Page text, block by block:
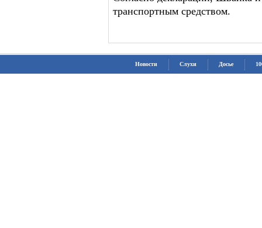
транспортным средством.
Новости Слухи Досье